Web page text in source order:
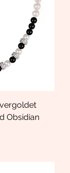
vergoldet
Obsidian